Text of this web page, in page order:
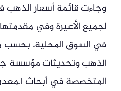
وجاءت قائمة أسعار الذهب
في السوق المحلية، بحسب
الذهب وتحديثات مؤسسة
المتخصصة في أبحاث